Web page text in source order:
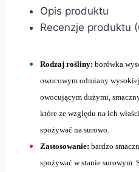
Opis produktu
Recenzje produktu
Rodzaj rośliny: borówka
owocowym odmiany
owocującym dużymi,
które ze względu na ich
spożywać na surowo.
Zastosowanie: bardzo
spożywać w stanie surowym.